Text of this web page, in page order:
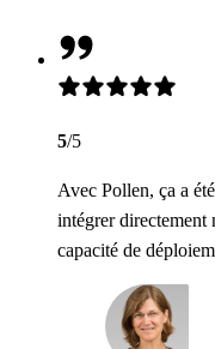
5/5
Avec Pollen, ça a
intégrer directement
capacité de